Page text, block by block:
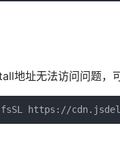
地址无法访问问题，
https://